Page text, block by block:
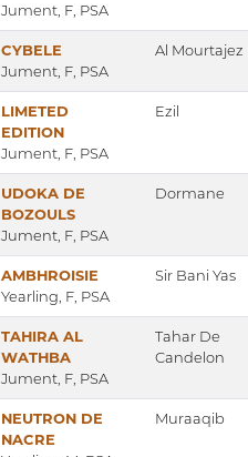
Jument, F, PSA
CYBELE
Jument, F, PSA
Al Mourtajez
LIMETED
EDITION
Jument, F, PSA
Ezil
UDOKA DE
BOZOULS
Jument, F, PSA
Dormane
AMBHROISIE
Yearling, F, PSA
Sir Bani Yas
TAHIRA AL
WATHBA
Jument, F, PSA
Tahar De
Candelon
NEUTRON DE
NACRE
Muraaqib